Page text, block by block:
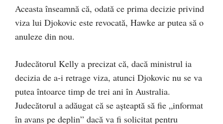
Aceasta înseamnă că, odată ce prima decizie privind
viza lui Djokovic este revocată, Hawke ar putea să o
anuleze din nou.
Judecătorul Kelly a precizat că, dacă ministrul ia
decizia de a-i retrage viza, atunci Djokovic nu se va
putea întoarce timp de trei ani în Australia.
Judecătorul a adăugat că se așteaptă să fie „informat
în avans pe deplin” dacă va fi solicitat pentru